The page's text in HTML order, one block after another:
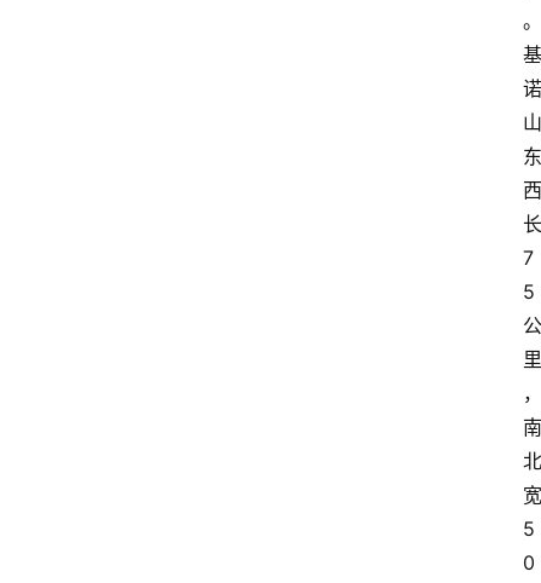
。
基
诺
山
东
西
长
7
5
公
里
，
南
北
宽
5
0